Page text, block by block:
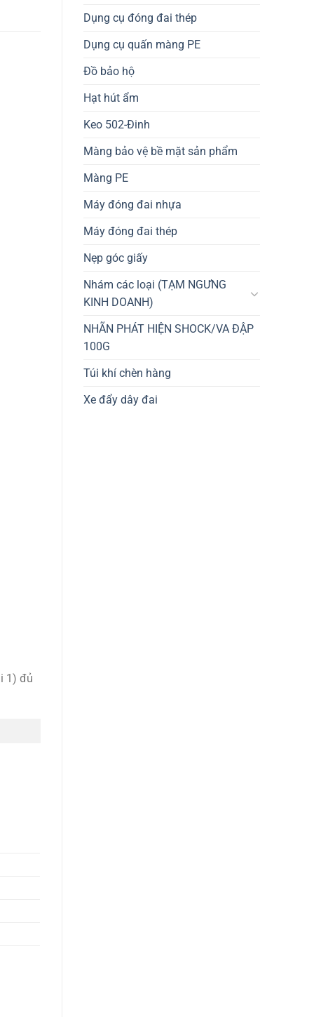
Dụng cụ đóng đai thép
Dụng cụ quấn màng PE
Đồ bảo hộ
Hạt hút ẩm
Keo 502-Đinh
Màng bảo vệ bề mặt sản phẩm
Màng PE
Máy đóng đai nhựa
Máy đóng đai thép
Nẹp góc giấy
Nhám các loại (TẠM NGƯNG
KINH DOANH)
NHÃN PHÁT HIỆN SHOCK/VA ĐẬP
100G
Túi khí chèn hàng
Xe đẩy dây đai
1) đủ